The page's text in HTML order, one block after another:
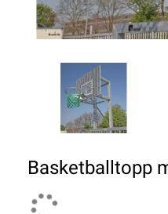
Basketballtopp